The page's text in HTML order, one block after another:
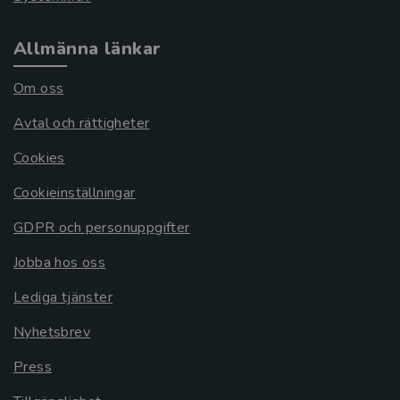
Allmänna länkar
Om oss
Avtal och rättigheter
Cookies
Cookieinställningar
GDPR och personuppgifter
Jobba hos oss
Lediga tjänster
Nyhetsbrev
Press